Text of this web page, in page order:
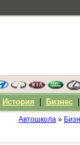
Автошкола »
История Бизнес